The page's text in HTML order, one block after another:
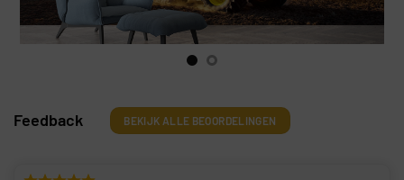
Feedback BEKIJK ALLE BEOORDELINGEN